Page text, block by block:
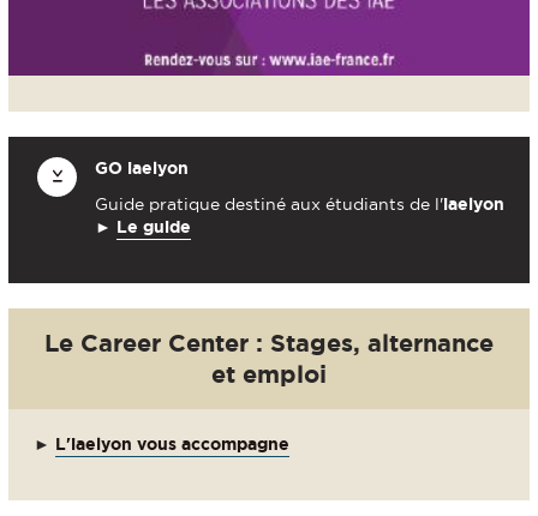
GO iaelyon
Guide pratique destiné aux étudiants de l'iaelyon
► Le guide
Le Career Center : Stages, alternance
et emploi
► L'iaelyon vous accompagne